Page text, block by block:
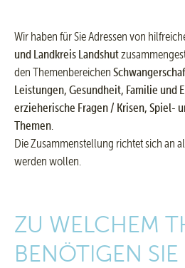
Wir haben für Sie Adressen von
und Landkreis Landshut
den Themenbereichen
Leistungen, Gesundheit, Familie und
erzieherische Fragen / Krisen, Spiel-
Themen.
Die Zusammenstellung richtet sich an
werden wollen.
ZU WELCHEM
BENÖTIGEN SIE